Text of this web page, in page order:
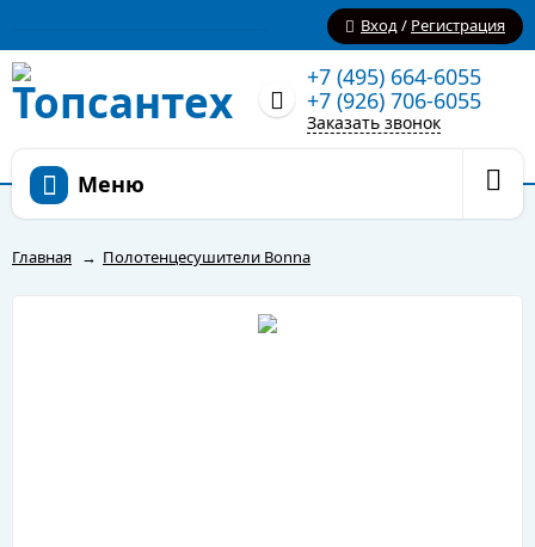
Вход/ Регистрация
+7 (495) 664-6055
+7 (926) 706-6055
Заказать звонок
Меню
Главная → Полотенцесушители Bonna